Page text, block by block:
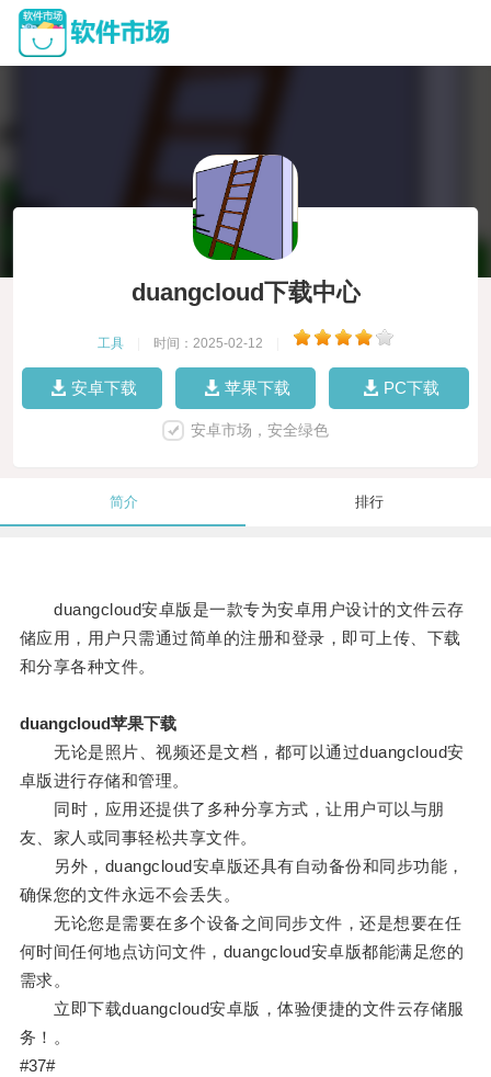
duangcloud下载中心
工具 时间：2025-02-12
安卓下载 苹果下载 PC下载
安卓市场，安全绿色
简介 排行
duangcloud安卓版是一款专为安卓用户设计的文件云存
储应用，用户只需通过简单的注册和登录，即可上传、下载
和分享各种文件。
duangcloud苹果下载
无论是照片、视频还是文档，都可以通过duangcloud安
卓版进行存储和管理。
同时，应用还提供了多种分享方式，让用户可以与朋
友、家人或同事轻松共享文件。
另外，duangcloud安卓版还具有自动备份和同步功能，
确保您的文件永远不会丢失。
无论您是需要在多个设备之间同步文件，还是想要在任
何时间任何地点访问文件，duangcloud安卓版都能满足您的
需求。
立即下载duangcloud安卓版，体验便捷的文件云存储服
务！。
#37#